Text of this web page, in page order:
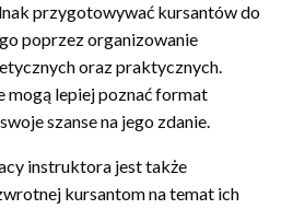
przygotowywać kursantów do
poprzez organizowanie
oraz praktycznych.
mogą lepiej poznać format
szanse na jego zdanie.
instruktora jest także
kursantom na temat ich